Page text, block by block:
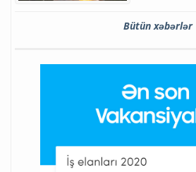
Bütün xəbərlər